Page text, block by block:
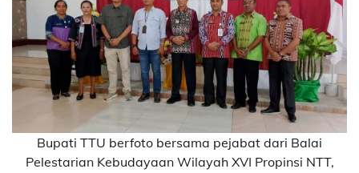
Bupati TTU berfoto bersama pejabat dari Balai
Pelestarian Kebudayaan Wilayah XVI Propinsi NTT,